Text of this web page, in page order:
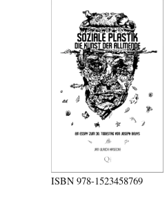
ISBN978-1523458769